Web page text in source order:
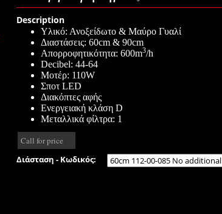
Description
Υλικό: Ανοξείδωτο & Μαύρο Γυαλί
Διαστάσεις: 60cm & 90cm
Απορροφητικότητα: 600m3/h
Decibel: 44-64
Μοτέρ: 110W
Σποτ LED
Διακόπτες αφής
Ενεργειακή κλάση D
Μεταλλικά φίλτρα: 1
Call for price
Διάσταση - Κωδικός: